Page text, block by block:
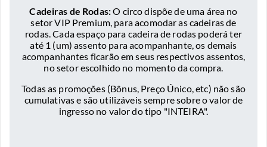
Cadeiras de Rodas:O circo dispõe de uma área no
setor VIP Premium, para acomodar as cadeiras de
rodas. Cada espaço para cadeira de rodas poderá ter
até 1 (um) assento para acompanhante, os demais
acompanhantes ficarão em seus respectivos assentos,
no setor escolhido no momento da compra.
Todas as promoções (Bônus, Preço Único, etc) não são
cumulativas e são utilizáveis sempre sobre o valor de
ingresso no valor do tipo "INTEIRA".